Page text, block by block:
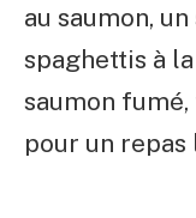
au saumon,
spaghettis à
saumon
pour un repas